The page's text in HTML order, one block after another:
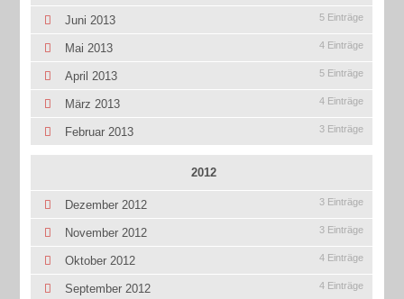
Juni 2013 5 Einträge
Mai 2013 4 Einträge
April 2013 5 Einträge
März 2013 4 Einträge
Februar 2013 3 Einträge
2012
Dezember 2012 3 Einträge
November 2012 3 Einträge
Oktober 2012 4 Einträge
September 2012 4 Einträge